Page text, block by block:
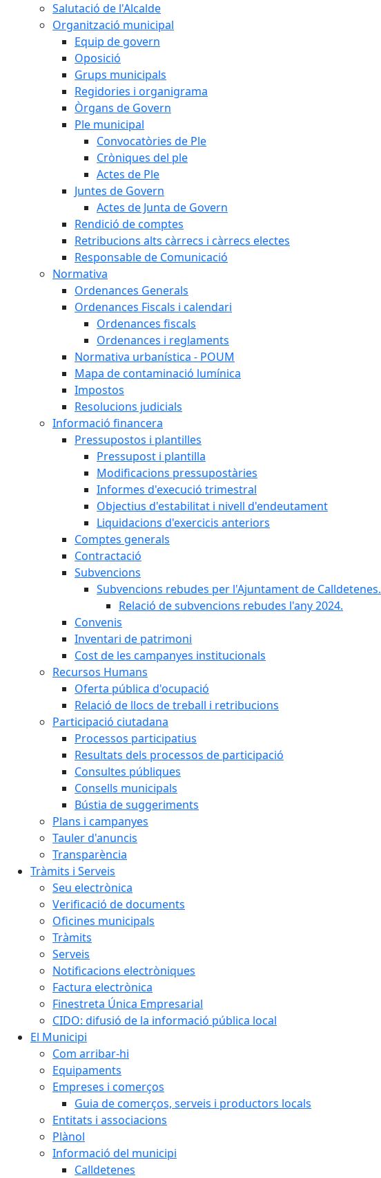
Salutació de l'Alcalde
Organització municipal
Equip de govern
Oposició
Grups municipals
Regidories i organigrama
Òrgans de Govern
Ple municipal
Convocatòries de Ple
Cròniques del ple
Actes de Ple
Juntes de Govern
Actes de Junta de Govern
Rendició de comptes
Retribucions alts càrrecs i càrrecs electes
Responsable de Comunicació
Normativa
Ordenances Generals
Ordenances Fiscals i calendari
Ordenances fiscals
Ordenances i reglaments
Normativa urbanística - POUM
Mapa de contaminació lumínica
Impostos
Resolucions judicials
Informació financera
Pressupostos i plantilles
Pressupost i plantilla
Modificacions pressupostàries
Informes d'execució trimestral
Objectius d'estabilitat i nivell d'endeutament
Liquidacions d'exercicis anteriors
Comptes generals
Contractació
Subvencions
Subvencions rebudes per l'Ajuntament de Calldetenes.
Relació de subvencions rebudes l'any 2024.
Convenis
Inventari de patrimoni
Cost de les campanyes institucionals
Recursos Humans
Oferta pública d'ocupació
Relació de llocs de treball i retribucions
Participació ciutadana
Processos participatius
Resultats dels processos de participació
Consultes públiques
Consells municipals
Bústia de suggeriments
Plans i campanyes
Tauler d'anuncis
Transparència
Tràmits i Serveis
Seu electrònica
Verificació de documents
Oficines municipals
Tràmits
Serveis
Notificacions electròniques
Factura electrònica
Finestreta Única Empresarial
CIDO: difusió de la informació pública local
El Municipi
Com arribar-hi
Equipaments
Empreses i comerços
Guia de comerços, serveis i productors locals
Entitats i associacions
Plànol
Informació del municipi
Calldetenes